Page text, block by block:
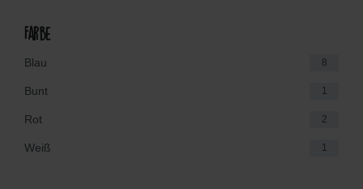
Farbe
Blau 8
Bunt 1
Rot 2
Weiß 1